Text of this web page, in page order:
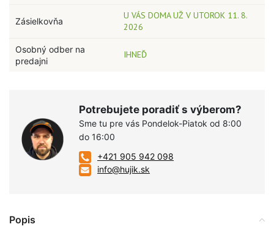
Zásielkovňa
U VÁS DOMA UŽ V UTOROK 11. 8.
2026
Osobný odber na
predajni
IHNEĎ
Potrebujete poradiť s výberom?
Sme tu pre vás Pondelok-Piatok od 8:00
do 16:00
+421 905 942 098
info@hujik.sk
Popis